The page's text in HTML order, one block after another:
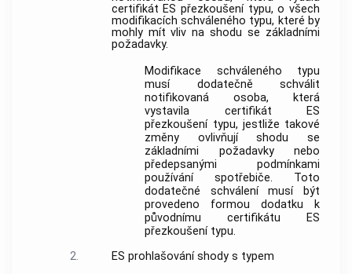
certifikát ES přezkoušení typu, o všech
modifikacích schváleného typu, které by
mohly mít vliv na shodu se základními
požadavky.
Modifikace schváleného typu
musí dodatečně schválit
notifikovaná osoba, která
vystavila certifikát ES
přezkoušení typu, jestliže takové
změny ovlivňují shodu se
základními požadavky nebo
předepsanými podmínkami
používání spotřebiče. Toto
dodatečné schválení musí být
provedeno formou dodatku k
původnímu certifikátu ES
přezkoušení typu.
2.
ES prohlašování shody s typem